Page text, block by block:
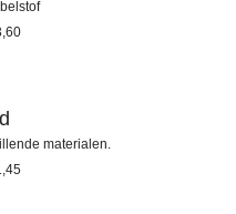
materialen.